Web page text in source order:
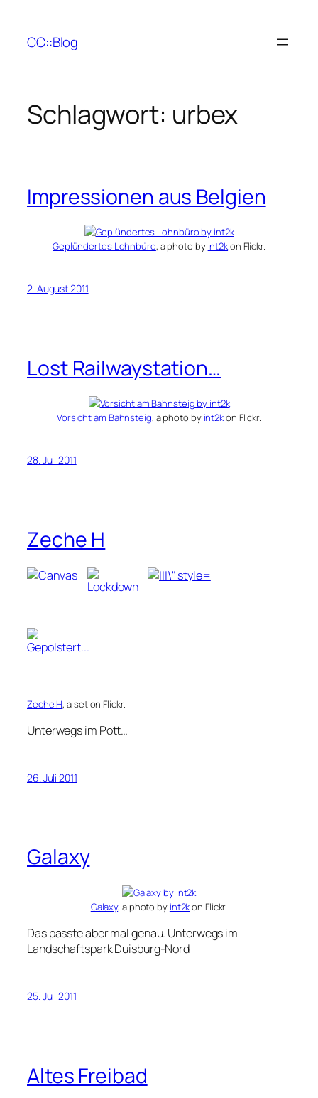
springen
CC::Blog
Schlagwort: urbex
Impressionen aus Belgien
Geplündertes Lohnbüro, a photo by int2kon Flickr.
2. August 2011
Lost Railwaystation…
Vorsicht am Bahnsteig, a photo by int2kon Flickr.
28. Juli 2011
Zeche H
Zeche H, a set on Flickr.
Unterwegs im Pott…
26. Juli 2011
Galaxy
Galaxy, a photo by int2kon Flickr.
Das passte aber mal genau. Unterwegs im
Landschaftspark Duisburg-Nord
25. Juli 2011
Altes Freibad